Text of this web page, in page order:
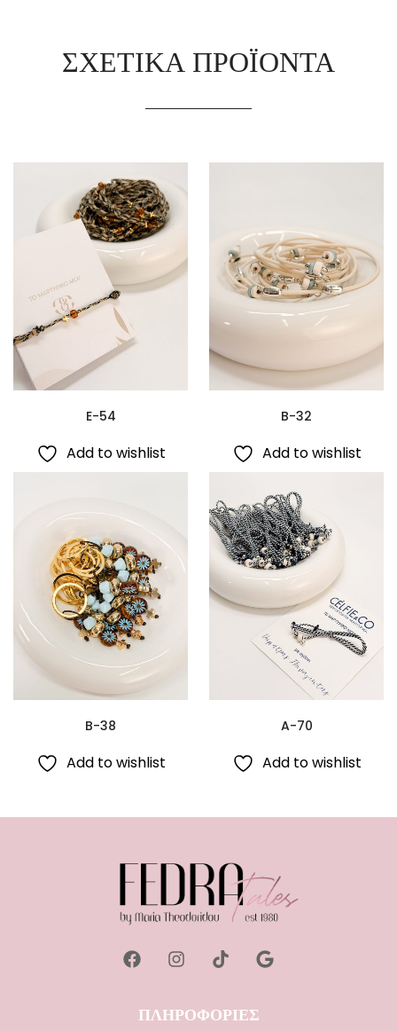
ΣΧΕΤΙΚΆ ΠΡΟΪΌΝΤΑ
E-54
Add to wishlist
B-32
Add to wishlist
B-38
Add to wishlist
A-70
Add to wishlist
ΠΛΗΡΟΦΟΡΙΕΣ